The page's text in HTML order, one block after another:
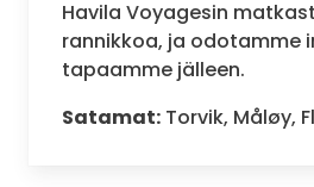
Havila Voyagesin
rannikkoa, ja odotamme
tapaamme jälleen.
Satamat: Torvik, Måløy,